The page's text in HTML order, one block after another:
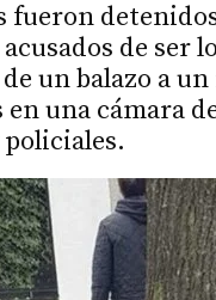
fueron
de ser
un balazo a
en una cámara